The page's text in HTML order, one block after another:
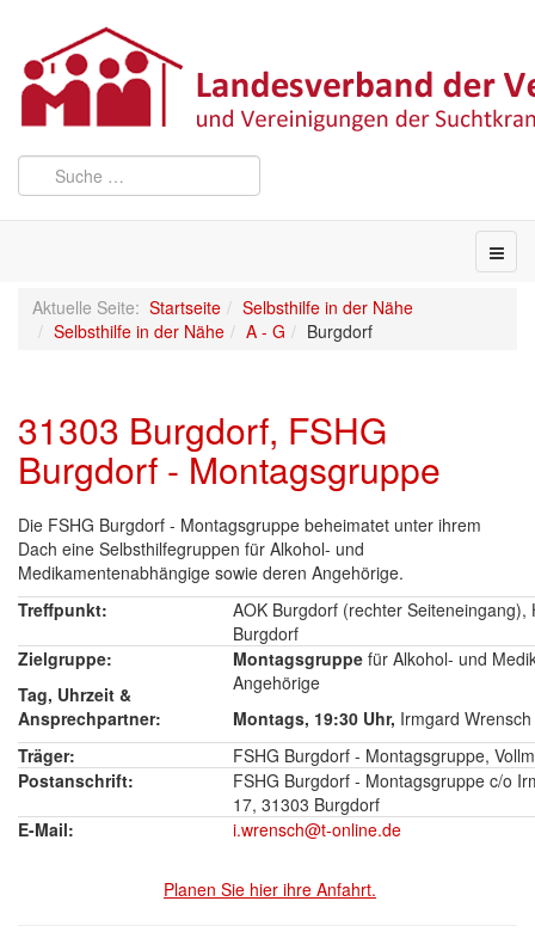
Aktuelle Seite: Startseite
Selbsthilfe in der Nähe
Selbsthilfe in der Nähe
A - G Burgdorf
31303 Burgdorf, FSHG
Burgdorf - Montagsgruppe
Die FSHG Burgdorf - Montagsgruppe beheimatet unter ihrem
Dach eine Selbsthilfegruppen für Alkohol- und
Medikamentenabhängige sowie deren Angehörige.
Treffpunkt:
AOK Burgdorf (rechter Seiteneingang),
Burgdorf
Zielgruppe:
Tag, Uhrzeit &
Ansprechpartner:
Montagsgruppe für Alkohol- und
Angehörige
Montags, 19:30 Uhr, Irmgard
Träger:
FSHG Burgdorf - Montagsgruppe,
Postanschrift:
FSHG Burgdorf - Montagsgruppe c/o
17, 31303 Burgdorf
E-Mail:
i.wrensch@t-online.de
Planen Sie hier ihre Anfahrt.